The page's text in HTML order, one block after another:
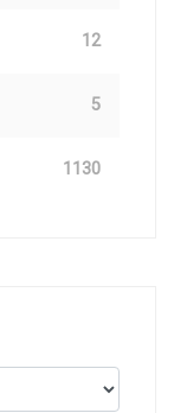
12
5
1130